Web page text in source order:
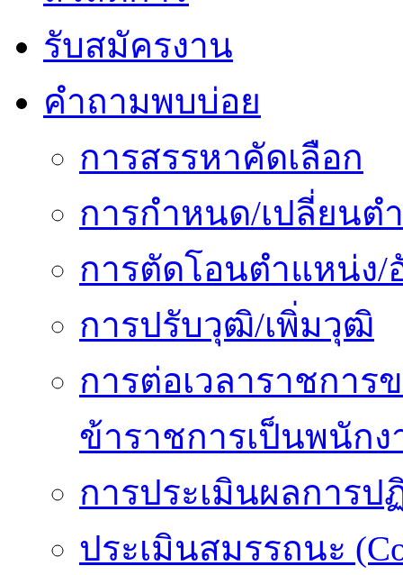
รับสมัครงาน
คำถามพบบ่อย
การสรรหาคัดเลือก
การกำหนด/เปลี่ยนต
การตัดโอนตำแหน่ง/
การปรับวุฒิ/เพิ่มวุฒิ
การต่อเวลาราชการ
ข้าราชการเป็นพนักง
การประเมินผลการป
ประเมินสมรรถนะ